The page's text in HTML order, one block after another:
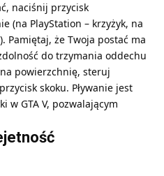
naciśnij przycisk
(na PlayStation – krzyżyk, na
Pamiętaj, że Twoja postać ma
do trzymania oddechu
powierzchnię, steruj
skoku. Pływanie jest
w GTA V, pozwalającym